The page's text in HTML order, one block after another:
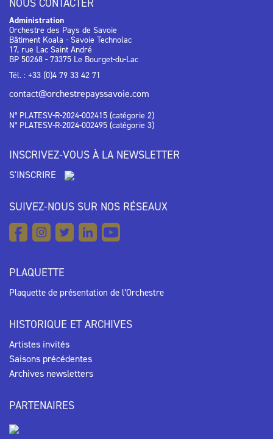
NOUS CONTACTER
Administration
Orchestre des Pays de Savoie
Bâtiment Koala - Savoie Technolac
17, rue Lac Saint André
BP 50268 - 73375 Le Bourget-du-Lac
Tél. : +33 (0)4 79 33 42 71
contact@orchestrepayssavoie.com
N° PLATESV-R-2024-002415 (catégorie 2)
N° PLATESV-R-2024-002495 (catégorie 3)
INSCRIVEZ-VOUS À LA NEWSLETTER
S'INSCRIRE
SUIVEZ-NOUS SUR NOS RÉSEAUX
PLAQUETTE
Plaquette de présentation de l’Orchestre
HISTORIQUE ET ARCHIVES
Artistes invités
Saisons précédentes
Archives newsletters
PARTENAIRES